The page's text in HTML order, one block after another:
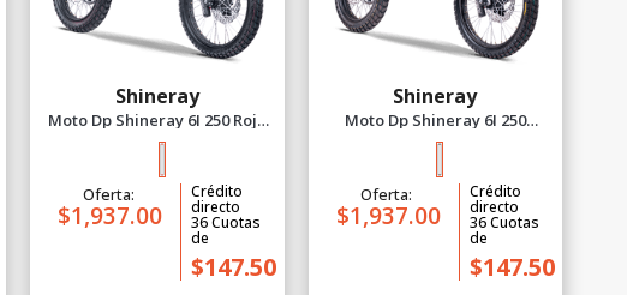
Shineray
Moto Dp Shineray 6I 250 Rojo
2027
Oferta:
$1,937.00
Crédito
directo
36Cuotas
de
$147.50
Shineray
Moto Dp Shineray 6I 250
Negro 2027
Oferta:
$1,937.00
Crédito
directo
36Cuotas
de
$147.50